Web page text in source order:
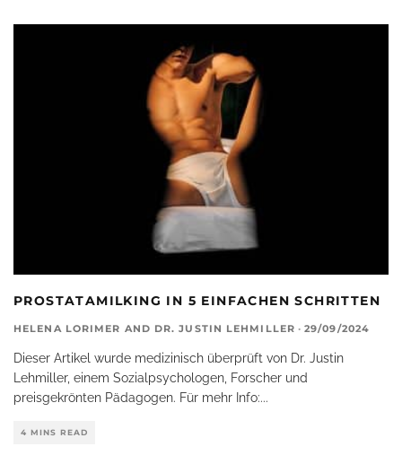
PROSTATAMILKING IN 5 EINFACHEN SCHRITTEN
HELENA LORIMER AND DR. JUSTIN LEHMILLER · 29/09/2024
Dieser Artikel wurde medizinisch überprüft von Dr. Justin
Lehmiller, einem Sozialpsychologen, Forscher und
preisgekrönten Pädagogen. Für mehr Info:...
4 MINS READ